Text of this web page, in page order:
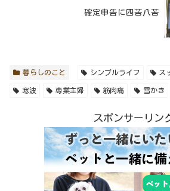
確定申告に四苦八苦
暮らしのこと シンプルライフ ス
寒波 専業主婦 筋肉痛 雪かき
スポンサーリン